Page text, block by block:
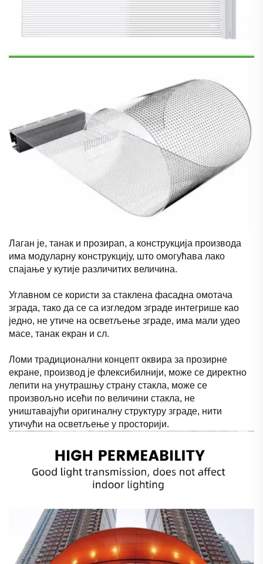
Лаган је, танак и прозирan, а конструкција производа
има модуларну конструкцију, што омогућава лако
спајање у кутије различитих величина.
Углавном се користи за стаклена фасадна омотача
зграда, тако да се са изгледом зграде интегрише као
једно, не утиче на осветљење зграде, има мали удео
масе, танак екран и сл.
Ломи традиционални концепт оквира за прозирне
екране, производ је флексибилнији, може се директно
лепити на унутрашњу страну стакла, може се
произвољно исећи по величини стакла, не
уништавајући оригиналну структуру зграде, нити
утичући на осветљење у просторији.